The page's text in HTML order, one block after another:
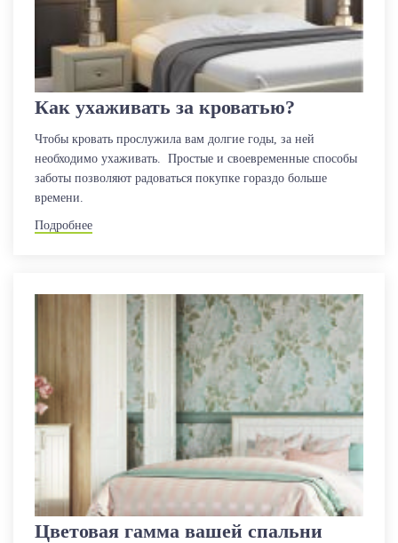
Минусы дивана:
На уборку спального места потребуется чуть больше времени.
Диван хорош как временное спальное место. Если же ваша
цель долгая и постоянная эксплуатация, то не стоит дешевить.
Иначе через лет 5 придется вновь обновиться, так как
механизмы трансформации будут изношены, возможны
перепады в поверхности.
Как ухаживать за кроватью?
Чтобы кровать прослужила вам долгие годы, за ней
необходимо ухаживать. Простые и своевременные способы
заботы позволяют радоваться покупке гораздо больше
времени.
Подробнее
Цветовая гамма вашей спальни